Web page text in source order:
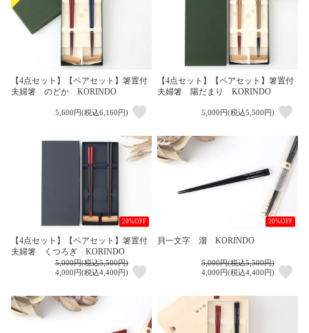
【4点セット】【ペアセット】箸置付
夫婦箸 のどか KORINDO
5,600円(税込6,160円)
【4点セット】【ペアセット】箸置付
夫婦箸 陽だまり KORINDO
5,000円(税込5,500円)
20%OFF
【4点セット】【ペアセット】箸置付
夫婦箸 くつろぎ KORINDO
5,000円(税込5,500円)
4,000円(税込4,400円)
20%OFF
貝一文字 溜 KORINDO
5,000円(税込5,500円)
4,000円(税込4,400円)